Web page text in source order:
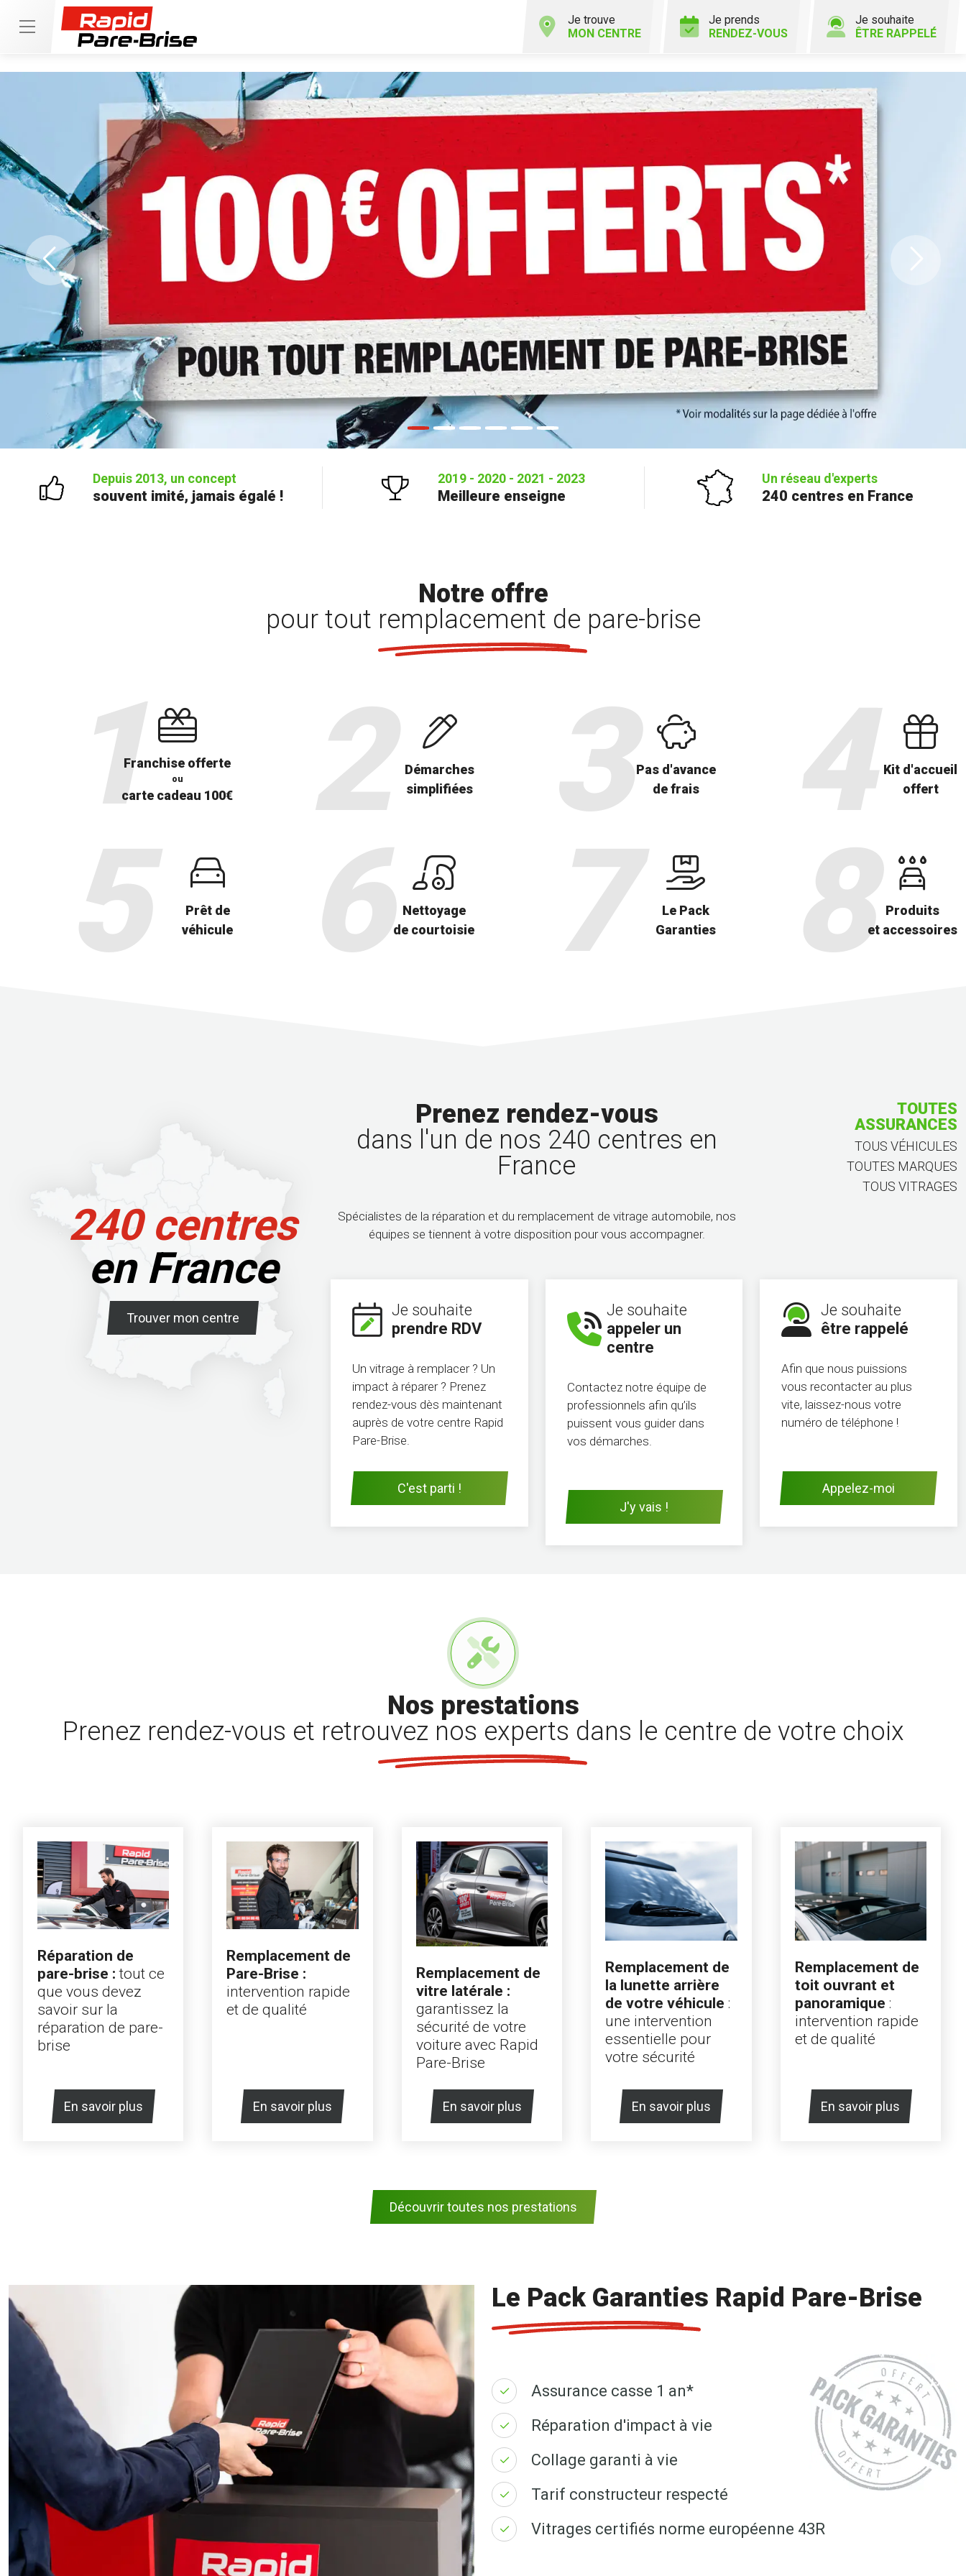
Je trouve
MON CENTRE
Je prends
RENDEZ-VOUS
Je souhaite
ÊTRE RAPPELÉ
Previous
Depuis 2013, un concept
souvent imité, jamais égalé !
2019 - 2020 - 2021 - 2023
Meilleure enseigne
Un réseau d'experts
240 centres en France
Notre offre
pour tout remplacement de pare-brise
Franchise offerte
ou
carte cadeau 100€
Démarches
simplifiées
Pas d'avance
de frais
Kit d'accueil
offert
Prêt de
véhicule
Nettoyage
de courtoisie
Le Pack
Garanties
Produits
et accessoires
240 centres
en France
Trouver mon centre
Prenez rendez-vous
dans l'un de nos 240 centres en
France
Spécialistes de la réparation et du remplacement de vitrage automobile, nos
équipes se tiennent à votre disposition pour vous accompagner.
TOUTES ASSURANCES
TOUS VÉHICULES
TOUTES MARQUES
TOUS VITRAGES
Je souhaite
prendre RDV
Un vitrage à remplacer ? Un
impact à réparer ? Prenez
rendez-vous dès maintenant
auprès de votre centre Rapid
Pare-Brise.
C'est parti !
Je souhaite
appeler un
centre
Contactez notre équipe de
professionnels afin qu’ils
puissent vous guider dans
vos démarches.
J'y vais !
Je souhaite
être rappelé
Afin que nous puissions
vous recontacter au plus
vite, laissez-nous votre
numéro de téléphone !
Appelez-moi
Nos prestations
Prenez rendez-vous et retrouvez nos experts dans le centre de votre choix
Réparation de
pare-brise :tout ce
que vous devez
savoir sur la
réparation de pare-
brise
En savoir plus
Remplacement de
Pare-Brise :
intervention rapide
et de qualité
En savoir plus
Remplacement de
vitre latérale :
garantissez la
sécurité de votre
voiture avec Rapid
Pare-Brise
En savoir plus
Remplacement de
la lunette arrière
de votre véhicule :
une intervention
essentielle pour
votre sécurité
En savoir plus
Remplacement de
toit ouvrant et
panoramique :
intervention rapide
et de qualité
En savoir plus
Découvrir toutes nos prestations
Le Pack Garanties Rapid Pare-Brise
Assurance casse 1 an*
Réparation d'impact à vie
Collage garanti à vie
Tarif constructeur respecté
Vitrages certifiés norme européenne 43R